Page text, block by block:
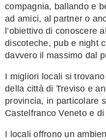
compagnia, ballando e
ad amici, al partner o
l’obiettivo di conoscere
discoteche, pub e night
davvero il massimo dal
I migliori locali si
della città di Treviso e
provincia, in particolare
Castelfranco Veneto e
I locali offrono un